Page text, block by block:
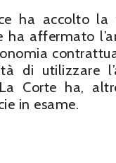
ha accolto la
ha affermato
di utilizzare
Corte ha,
in esame.